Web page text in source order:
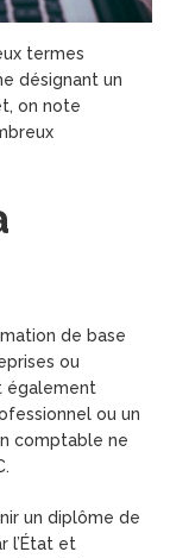
termes
désignant un
on note
de base
ou
également
ou un
comptable ne
un diplôme de
l’État et